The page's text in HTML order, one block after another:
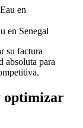
en Senegal
su factura
absoluta para
optimizar